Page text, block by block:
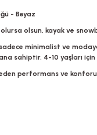
- Beyaz
olsun, kayak ve
minimalist ve
sahiptir. 4-10 yaşları için
performans ve